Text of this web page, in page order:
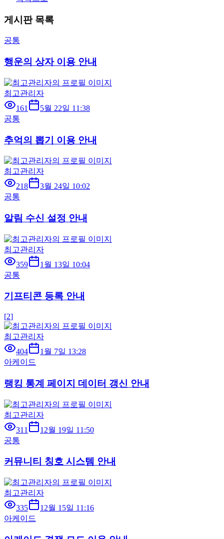
게시판 목록
공통
행운의 상자 이용 안내
최고관리자
161
5월 22일 11:38
공통
추억의 뽑기 이용 안내
최고관리자
218
3월 24일 10:02
공통
알림 수신 설정 안내
최고관리자
359
1월 13일 10:04
공통
기프티콘 등록 안내
[2]
최고관리자
404
1월 7일 13:28
아케이드
랭킹 통계 페이지 데이터 갱신 안내
최고관리자
311
12월 19일 11:50
공통
커뮤니티 칭호 시스템 안내
최고관리자
335
12월 15일 11:16
아케이드